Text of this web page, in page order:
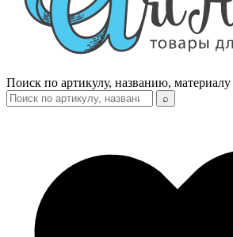
Поиск по артикулу, названию, материалу
⌕